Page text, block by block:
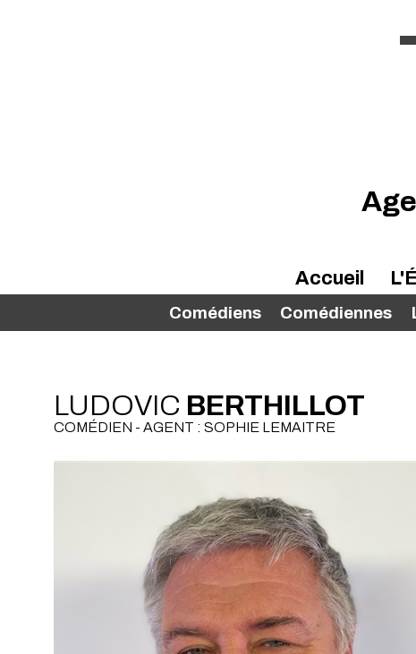
Accueil
Comédiens Comédiennes
LUDOVIC BERTHILLOT
COMÉDIEN - AGENT : SOPHIE LEMAITRE